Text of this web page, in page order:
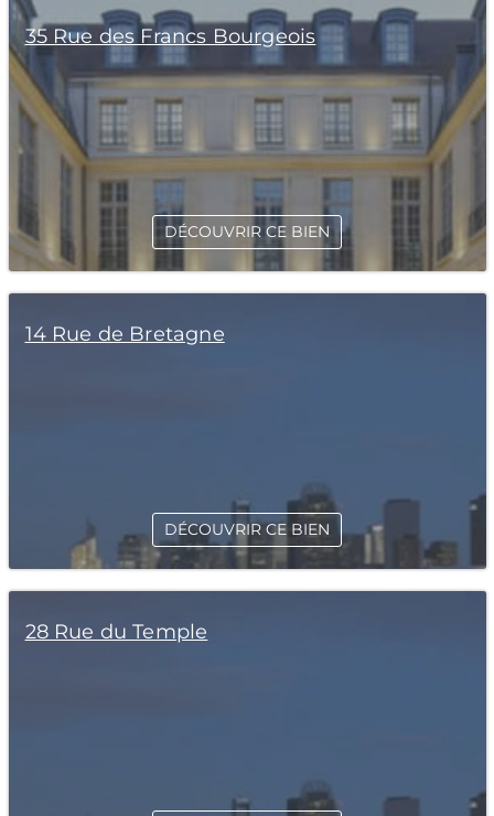
35 Rue des Francs Bourgeois
DÉCOUVRIR CE BIEN
14 Rue de Bretagne
DÉCOUVRIR CE BIEN
28 Rue du Temple